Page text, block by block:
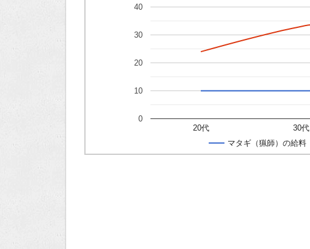
マタギ（猟師）の給料
20代 30代
0
10
20
30
40